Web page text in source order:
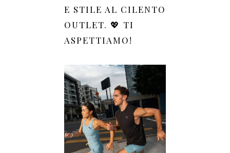
E STILE AL CILENTO
OUTLET. 💖 TI
ASPETTIAMO!